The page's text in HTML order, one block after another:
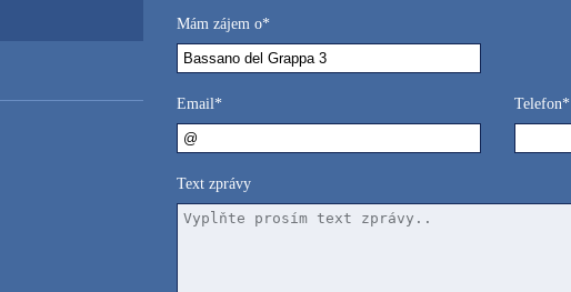
Mám zájem o*
Email* Telefon*
Text zprávy